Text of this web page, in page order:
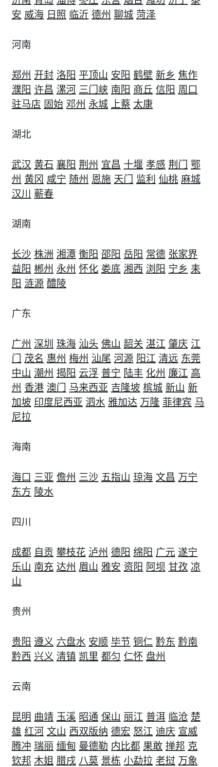
安 威海 日照 临沂 德州 聊城 菏泽
河南
郑州 开封 洛阳 平顶山 安阳 鹤壁 新乡 焦作
濮阳 许昌 漯河 三门峡 南阳 商丘 信阳 周口
驻马店 固始 邓州 永城 上蔡 太康
湖北
武汉 黄石 襄阳 荆州 宜昌 十堰 孝感 荆门 鄂
州 黄冈 咸宁 随州 恩施 天门 监利 仙桃 麻城
汉川
蕲春
湖南
长沙 株洲 湘潭 衡阳 邵阳 岳阳 常德 张家界
益阳 郴州 永州 怀化 娄底 湘西 浏阳 宁乡 耒
阳 涟源 醴陵
广东
广州 深圳 珠海 汕头 佛山 韶关 湛江 肇庆 江
门 茂名 惠州 梅州 汕尾 河源 阳江 清远 东莞
中山 潮州 揭阳 云浮 普宁 陆丰 化州 廉江 高
州 香港 澳门 马来西亚 吉隆坡 槟城 新山 新
加坡 印度尼西亚 泗水 雅加达 万隆 菲律宾 马
尼拉
海南
海口 三亚 儋州 三沙 五指山 琼海 文昌 万宁
东方 陵水
四川
成都 自贡 攀枝花 泸州 德阳 绵阳 广元 遂宁
乐山 南充 达州 眉山 雅安 资阳 阿坝 甘孜 凉
山
贵州
贵阳 遵义 六盘水 安顺 毕节 铜仁 黔东 黔南
黔西 兴义 清镇 凯里 都匀 仁怀 盘州
云南
昆明 曲靖 玉溪 昭通 保山 丽江 普洱 临沧 楚
雄 红河 文山 西双版纳 德宏 怒江 迪庆 宣威
腾冲 瑞丽 缅甸 曼德勒 内比都 果敢 掸邦 克
钦邦 木姐 腊戌 八莫 景栋 小勐拉 老挝 万象